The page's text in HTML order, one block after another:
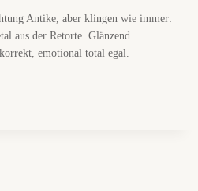
Antike, aber klingen wie immer:
aus der Retorte. Glänzend
emotional total egal.